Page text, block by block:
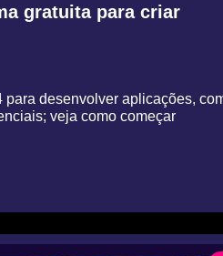
gratuita para criar
desenvolver aplicações,
veja como começar